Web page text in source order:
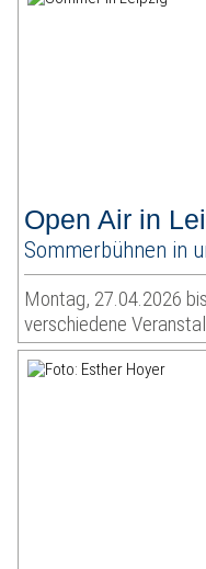
Open Air in
Sommerbühnen in
Montag, 27.04.2026
verschiedene